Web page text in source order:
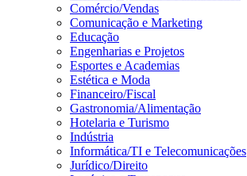
Comércio/Vendas
Comunicação e Marketing
Educação
Engenharias e Projetos
Esportes e Academias
Estética e Moda
Financeiro/Fiscal
Gastronomia/Alimentação
Hotelaria e Turismo
Indústria
Informática/TI e Telecomunicações
Jurídico/Direito